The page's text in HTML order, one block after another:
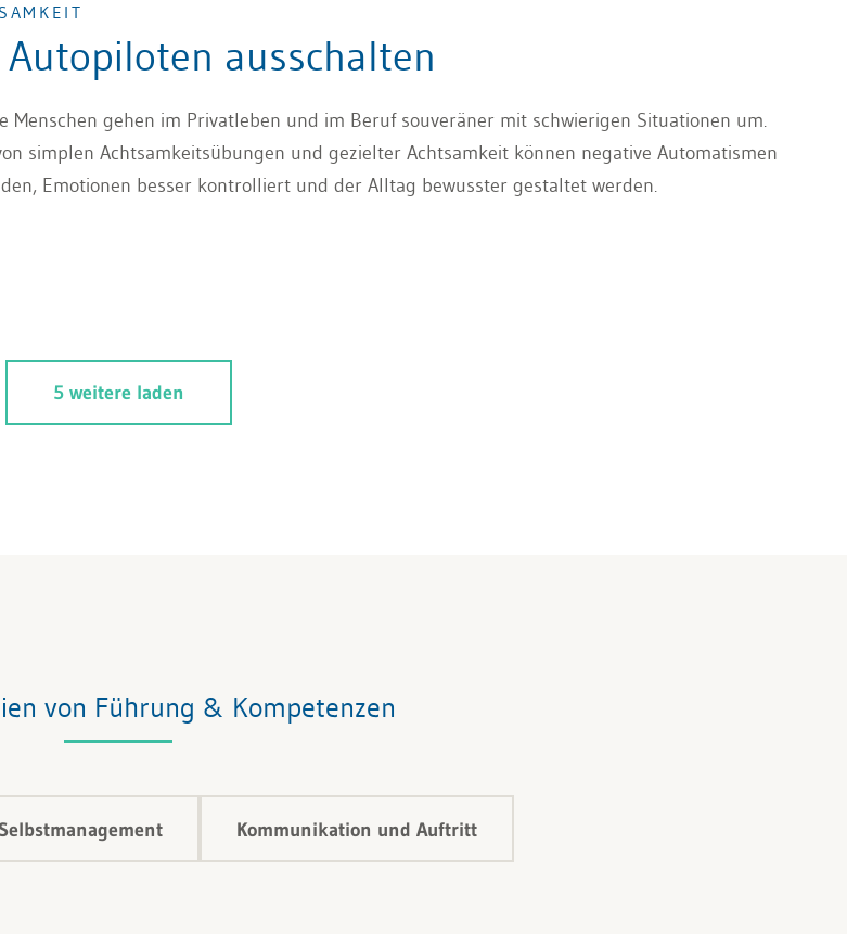
Autopiloten ausschalten
Menschen gehen im Privatleben und im Beruf souveräner mit schwierigen Situationen um.
simplen Achtsamkeitsübungen und gezielter Achtsamkeit können negative Automatismen
Emotionen besser kontrolliert und der Alltag bewusster gestaltet werden.
5 weitere laden
von Führung & Kompetenzen
Selbstmanagement Kommunikation und Auftritt